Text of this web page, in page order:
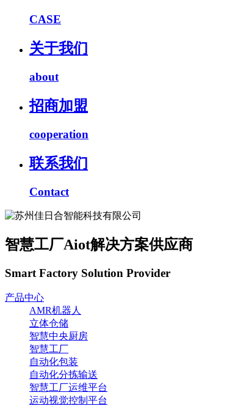
CASE
关于我们
about
招商加盟
cooperation
联系我们
Contact
智慧工厂Aiot解决方案供应商
Smart Factory Solution Provider
产品中心
AMR机器人
立体仓储
智慧中央厨房
智慧工厂
自动化包装
自动化分拣输送
智慧工厂运维平台
运动视觉控制平台